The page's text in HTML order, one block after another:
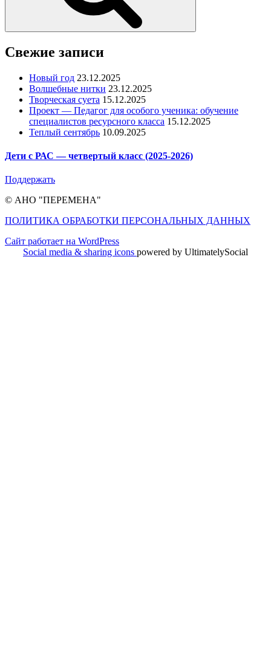
Свежие записи
Новый год 23.12.2025
Волшебные нитки 23.12.2025
Творческая суета 15.12.2025
Проект — Педагог для особого ученика: обучение
специалистов ресурсного класса 15.12.2025
Теплый сентябрь 10.09.2025
Дети с РАС — четвертый класс (2025-2026)
Поддержать
© АНО "ПЕРЕМЕНА"
ПОЛИТИКА ОБРАБОТКИ ПЕРСОНАЛЬНЫХ ДАННЫХ
Сайт работает на WordPress
Social media & sharing icons powered by UltimatelySocial